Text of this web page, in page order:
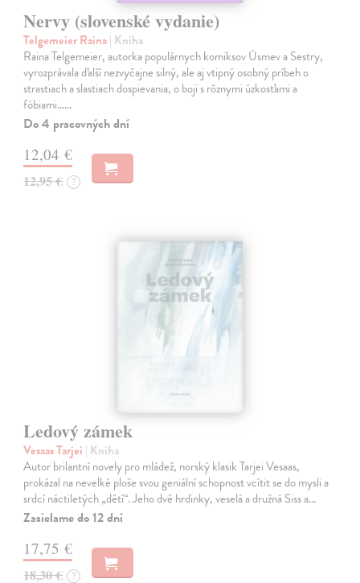
Nervy (slovenské vydanie)
Telgemeier Raina| Kniha
Raina Telgemeier, autorka populárnych komiksov Úsmev a Sestry,
vyrozprávala ďalší nezvyčajne silný, ale aj vtipný osobný príbeh o
strastiach a slastiach dospievania, o boji s rôznymi úzkosťami a
fóbiami...…
Do 4 pracovných dní
12,04 €
12,95 € ?
Ledový zámek
Vesaas Tarjei | Kniha
Autor brilantní novely pro mládež, norský klasik Tarjei Vesaas,
prokázal na nevelké ploše svou geniální schopnost vcítit se do mysli a
srdcí náctiletých „dětí“. Jeho dvě hrdinky, veselá a družná Siss a…
Zasielame do 12 dní
17,75 €
18,30 € ?